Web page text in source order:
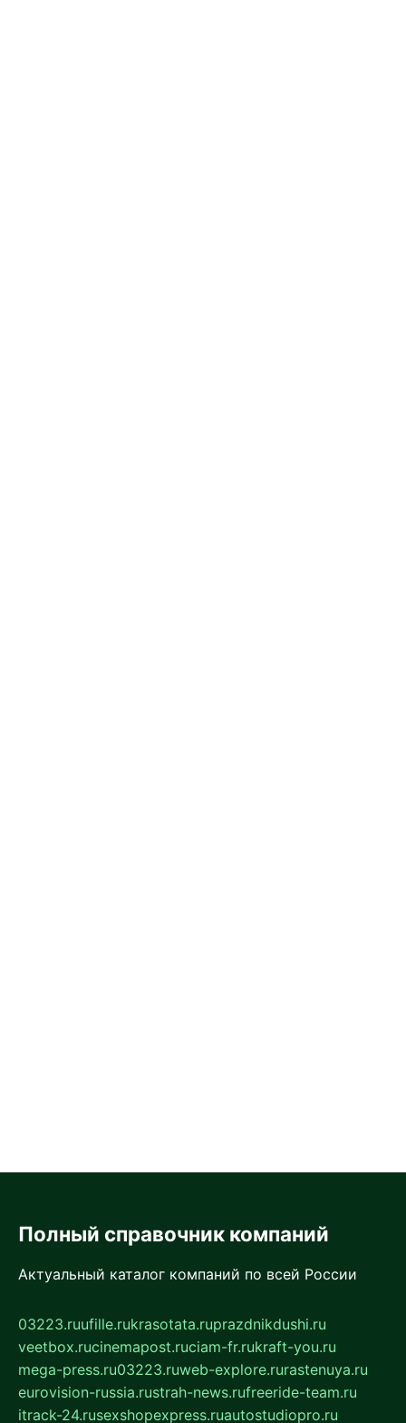
Полный справочник компаний
Актуальный каталог компаний по всей России
03223.ruufille.rukrasotata.ruprazdnikdushi.ru
veetbox.rucinemapost.ruciam-fr.rukraft-you.ru
mega-press.ru03223.ruweb-explore.rurastenuya.ru
eurovision-russia.rustrah-news.rufreeride-team.ru
itrack-24.rusexshopexpress.ruautostudiopro.ru